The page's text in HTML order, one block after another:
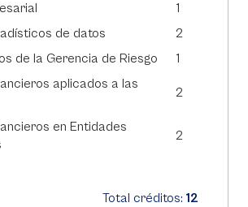
1
de datos
2
de la Gerencia de Riesgo
1
aplicados a las
2
en Entidades
2
Total créditos: 12